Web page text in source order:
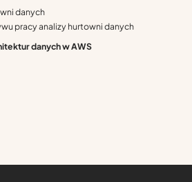
danych
pracy analizy hurtowni danych
danych w AWS